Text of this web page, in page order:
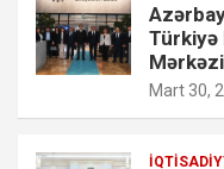
Türkiyə
Mart 30,